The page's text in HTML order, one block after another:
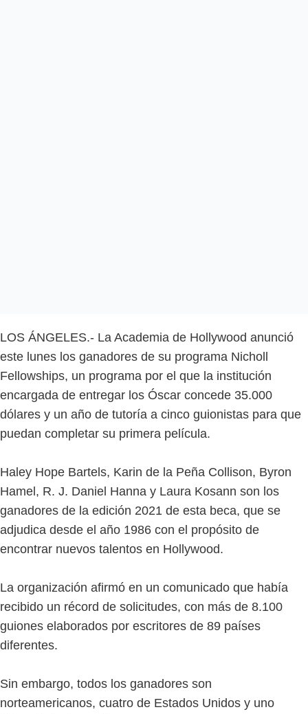
LOS ÁNGELES.- La Academia de Hollywood anunció
este lunes los ganadores de su programa Nicholl
Fellowships, un programa por el que la institución
encargada de entregar los Óscar concede 35.000
dólares y un año de tutoría a cinco guionistas para que
puedan completar su primera película.
Haley Hope Bartels, Karin de la Peña Collison, Byron
Hamel, R. J. Daniel Hanna y Laura Kosann son los
ganadores de la edición 2021 de esta beca, que se
adjudica desde el año 1986 con el propósito de
encontrar nuevos talentos en Hollywood.
La organización afirmó en un comunicado que había
recibido un récord de solicitudes, con más de 8.100
guiones elaborados por escritores de 89 países
diferentes.
Sin embargo, todos los ganadores son
norteamericanos, cuatro de Estados Unidos y uno